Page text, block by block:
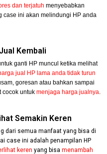
dan terjatuh menyebabkan
case ini akan melindungi HP anda
Kembali
ganti HP muncul ketika melihat
jual HP lama anda tidak turun
goresan atau bahkan sampai
cocok untukmenjaga harga jualnya.
Semakin Keren
dari semua manfaat yang bisa di
case ini adalah penampilan HP
keren yang bisamenambah